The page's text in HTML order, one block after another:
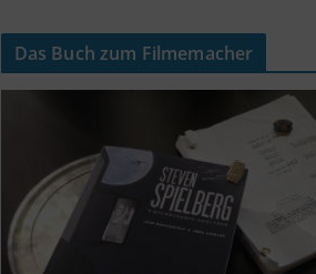
Das Buch zum Filmemacher